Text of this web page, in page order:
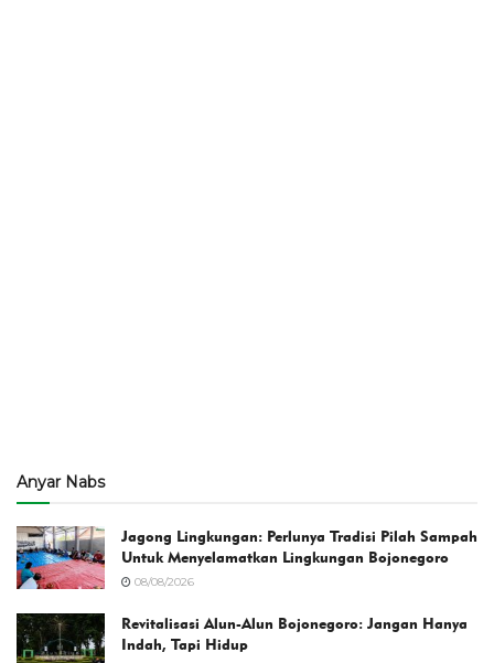
Anyar Nabs
Jagong Lingkungan: Perlunya Tradisi Pilah Sampah
Untuk Menyelamatkan Lingkungan Bojonegoro
08/08/2026
Revitalisasi Alun-Alun Bojonegoro: Jangan Hanya
Indah, Tapi Hidup